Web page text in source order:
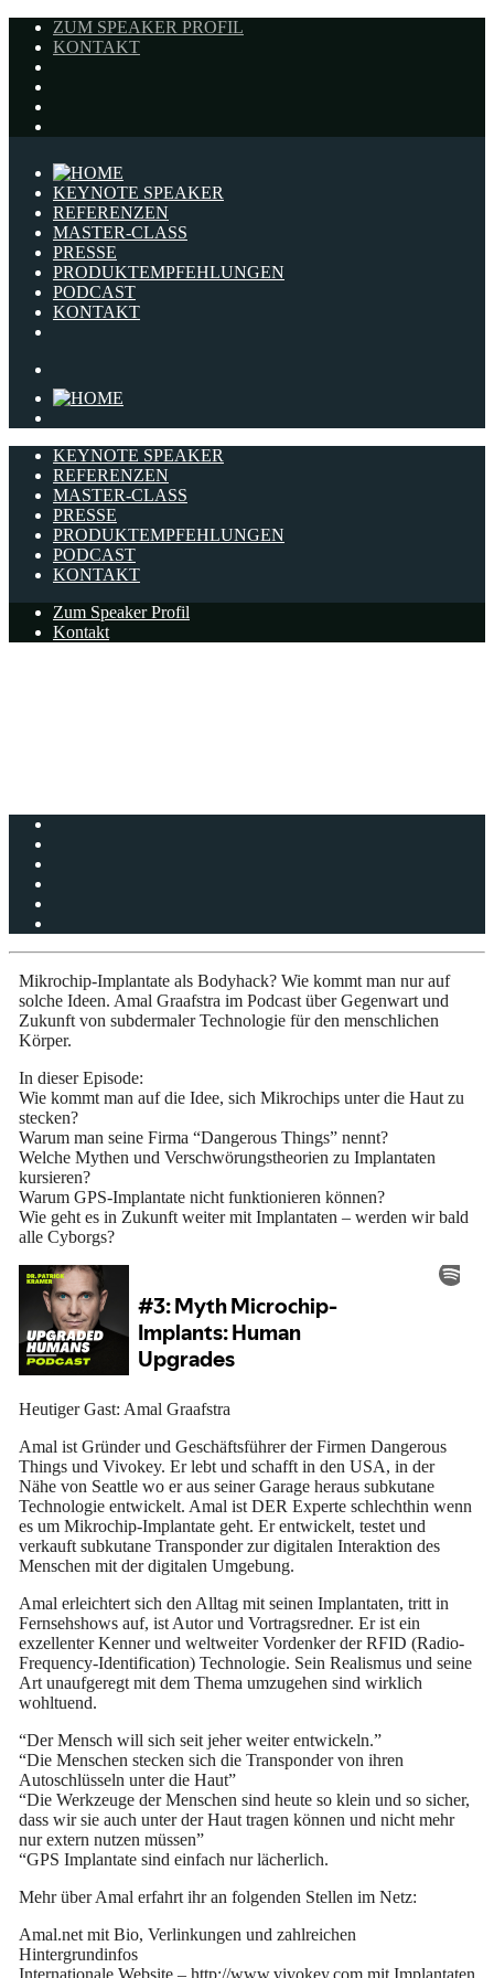
ZUM SPEAKER PROFIL
KONTAKT
KEYNOTE SPEAKER
REFERENZEN
MASTER-CLASS
PRESSE
PRODUKTEMPFEHLUNGEN
PODCAST
KONTAKT
KEYNOTE SPEAKER
REFERENZEN
MASTER-CLASS
PRESSE
PRODUKTEMPFEHLUNGEN
PODCAST
KONTAKT
Zum Speaker Profil
Kontakt
Mikrochip-Implantate als Bodyhack? Wie kommt man nur auf
solche Ideen. Amal Graafstra im Podcast über Gegenwart und
Zukunft von subdermaler Technologie für den menschlichen
Körper.
In dieser Episode:
Wie kommt man auf die Idee, sich Mikrochips unter die Haut zu
stecken?
Warum man seine Firma “Dangerous Things” nennt?
Welche Mythen und Verschwörungstheorien zu Implantaten
kursieren?
Warum GPS-Implantate nicht funktionieren können?
Wie geht es in Zukunft weiter mit Implantaten – werden wir bald
alle Cyborgs?
Heutiger Gast: Amal Graafstra
Amal ist Gründer und Geschäftsführer der Firmen Dangerous
Things und Vivokey. Er lebt und schafft in den USA, in der
Nähe von Seattle wo er aus seiner Garage heraus subkutane
Technologie entwickelt. Amal ist DER Experte schlechthin wenn
es um Mikrochip-Implantate geht. Er entwickelt, testet und
verkauft subkutane Transponder zur digitalen Interaktion des
Menschen mit der digitalen Umgebung.
Amal erleichtert sich den Alltag mit seinen Implantaten, tritt in
Fernsehshows auf, ist Autor und Vortragsredner. Er ist ein
exzellenter Kenner und weltweiter Vordenker der RFID (Radio-
Frequency-Identification) Technologie. Sein Realismus und seine
Art unaufgeregt mit dem Thema umzugehen sind wirklich
wohltuend.
“Der Mensch will sich seit jeher weiter entwickeln.”
“Die Menschen stecken sich die Transponder von ihren
Autoschlüsseln unter die Haut”
“Die Werkzeuge der Menschen sind heute so klein und so sicher,
dass wir sie auch unter der Haut tragen können und nicht mehr
nur extern nutzen müssen”
“GPS Implantate sind einfach nur lächerlich.
Mehr über Amal erfahrt ihr an folgenden Stellen im Netz:
Amal.net mit Bio, Verlinkungen und zahlreichen
Hintergrundinfos
Internationale Website – http://www.vivokey.com mit Implantaten